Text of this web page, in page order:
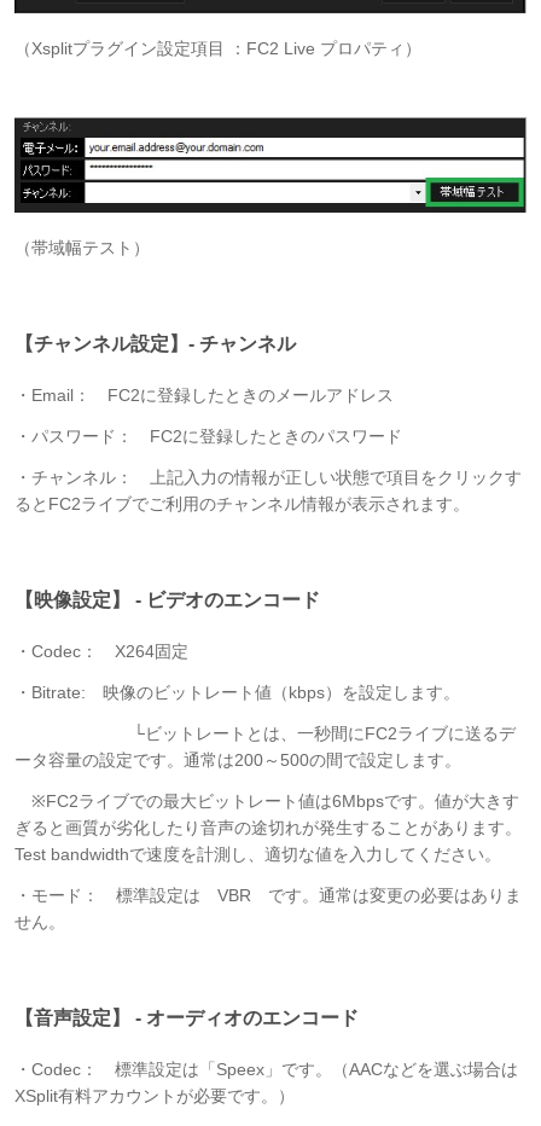
（Xsplitプラグイン設定項目 ：FC2 Live プロパティ）
（帯域幅テスト）
【チャンネル設定】- チャンネル
・Email： FC2に登録したときのメールアドレス
・パスワード： FC2に登録したときのパスワード
・チャンネル： 上記入力の情報が正しい状態で項目をクリックす
るとFC2ライブでご利用のチャンネル情報が表示されます。
【映像設定】 - ビデオのエンコード
・Codec： X264固定
・Bitrate: 映像のビットレート値（kbps）を設定します。
└ビットレートとは、一秒間にFC2ライブに送るデ
ータ容量の設定です。通常は200～500の間で設定します。
※FC2ライブでの最大ビットレート値は6Mbpsです。値が大きす
ぎると画質が劣化したり音声の途切れが発生することがあります。
Test bandwidthで速度を計測し、適切な値を入力してください。
・モード： 標準設定は VBR です。通常は変更の必要はありま
せん。
【音声設定】 - オーディオのエンコード
・Codec： 標準設定は「Speex」です。（AACなどを選ぶ場合は
XSplit有料アカウントが必要です。）